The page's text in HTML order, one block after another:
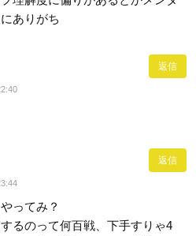
ありがち
返信
返信
ってみ？
るのって何百戦、下手すりゃ4